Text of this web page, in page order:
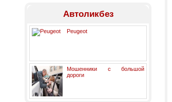
Автоликбез
Peugeot
Мошенники с большой
дороги